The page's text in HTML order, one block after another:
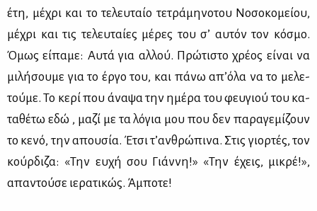
έτη, μέ­χρι και το τε­λευ­ταίο τε­τρά­μη­νο­του Νο­σο­κο­μεί­ου,
μέ­χρι και τις τε­λευ­ταί­ες μέ­ρες του σ’ αυ­τόν τον κό­σμο.
Όμως εί­πα­με: Αυ­τά για αλ­λού. Πρώ­τι­στο χρέ­ος εί­ναι να
μι­λή­σου­με για το έρ­γο του, και πά­νω απ’ό­λα να το με­λε­
τού­με. Το κε­ρί που άνα­ψα την ημέ­ρα του φευ­γιού του κα­
τα­θέ­τω εδώ , μα­ζί με τα λό­για μου που δεν πα­ρα­γε­μί­ζουν
το κε­νό, την απου­σία. Έτσι τ’αν­θρώ­πι­να. Στις γιορ­τές, τον
κούρ­δι­ζα: «Την ευ­χή σου Γιάν­νη!» «Την έχεις, μι­κρέ!»,
απα­ντού­σε ιε­ρα­τι­κώς. Άμπο­τε!